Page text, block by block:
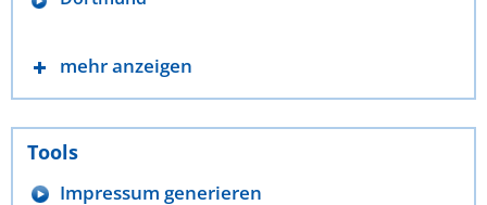
mehr anzeigen
Tools
Impressum generieren